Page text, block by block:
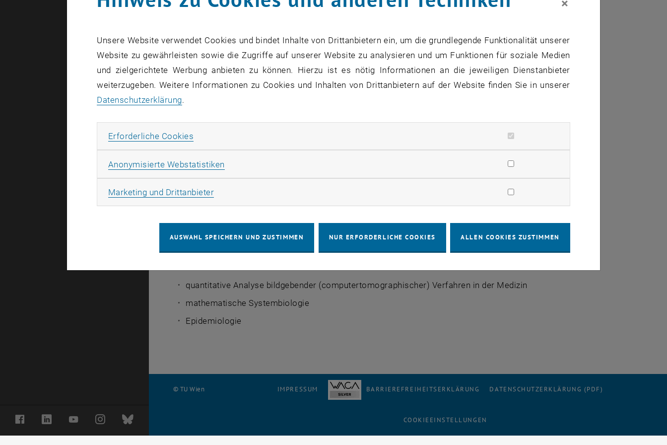
FacebookLinkedInYouTubeInstagramBluesky
Homogenisierungstheorie
Molekularmechanik
Leistungsprinzipien
Strukturtheorien
mikro- und nanoskopische Experimente zur Elastizitäts- und Festigkeitsbestimmung
Biomechanik
Knochen
Implantatwerkstoffe
quantitative Analyse bildgebender (computertomographischer) Verfahren in der Medizin
mathematische Systembiologie
Epidemiologie
© TU Wien IMPRESSUM BARRIEREFREIHEITSERKLÄRUNG DATENSCHUTZERKLÄRUNG (PDF)
COOKIEEINSTELLUNGEN
×
Unsere Website verwendet Cookies und bindet Inhalte von Drittanbietern ein, um die grundlegende Funktionalität unserer
Website zu gewährleisten sowie die Zugriffe auf unserer Website zu analysieren und um Funktionen für soziale Medien
und zielgerichtete Werbung anbieten zu können. Hierzu ist es nötig Informationen an die jeweiligen Dienstanbieter
weiterzugeben. Weitere Informationen zu Cookies und Inhalten von Drittanbietern auf der Website finden Sie in unserer
Datenschutzerklärung.
Erforderliche Cookies
Anonymisierte Webstatistiken
Marketing und DrittanbieterMarketing Cookies zulassen
AUSWAHL SPEICHERN UND ZUSTIMMEN NUR ERFORDERLICHE COOKIES ALLEN COOKIES ZUSTIMMEN